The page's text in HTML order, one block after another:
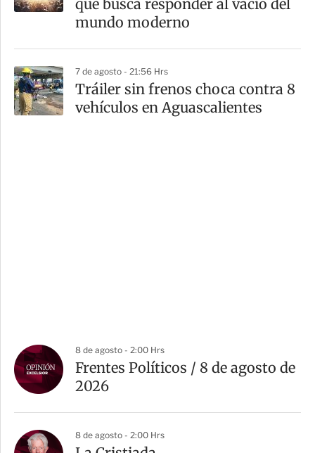
que busca responder al vacío del
mundo moderno
7 de agosto - 21:56 Hrs
Tráiler sin frenos choca contra 8
vehículos en Aguascalientes
8 de agosto - 2:00 Hrs
Frentes Políticos / 8 de agosto de
2026
8 de agosto - 2:00 Hrs